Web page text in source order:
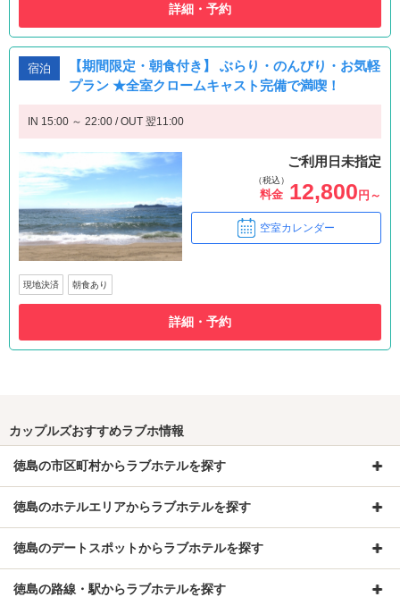
詳細・予約
宿泊
【期間限定・朝食付き】 ぶらり・のんびり・お気軽
プラン ★全室クロームキャスト完備で満喫！
IN 15:00 ～ 22:00 / OUT 翌11:00
ご利用日未指定
（税込）
料金 12,800円～
空室カレンダー
現地決済 朝食あり
詳細・予約
カップルズおすすめラブホ情報
徳島の市区町村からラブホテルを探す
徳島のホテルエリアからラブホテルを探す
徳島のデートスポットからラブホテルを探す
徳島の路線・駅からラブホテルを探す